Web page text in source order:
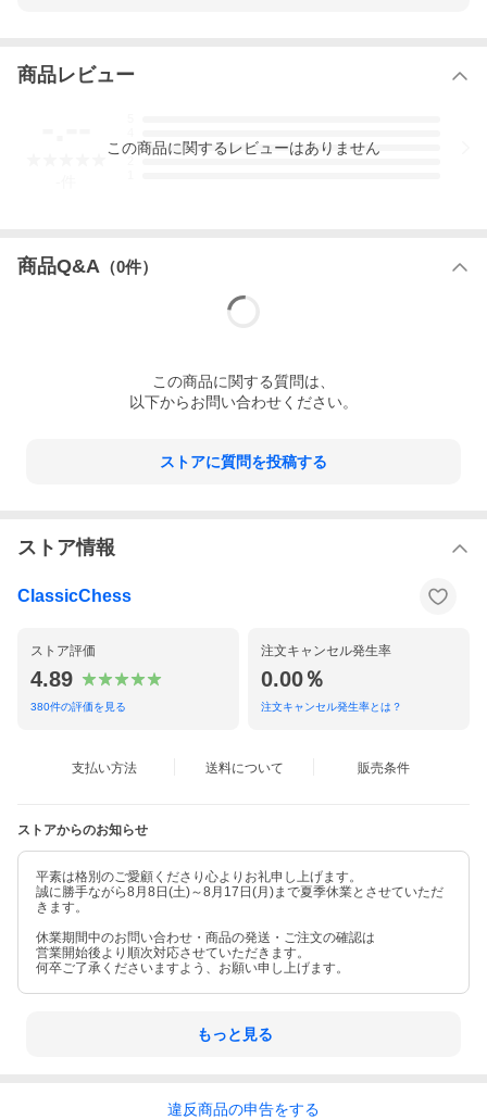
商品レビュー
3
この商品に関するレビューはありません
商品Q&A （0件）
この商品に関する質問は、
以下からお問い合わせください。
ストアに質問を投稿する
ストア情報
ClassicChess
ストア評価
4.89
380件の評価を見る
注文キャンセル発生率
0.00％
注文キャンセル発生率とは？
支払い方法 送料について 販売条件
ストアからのお知らせ
平素は格別のご愛顧くださり心よりお礼申し上げます。
誠に勝手ながら8月8日(土)～8月17日(月)まで夏季休業とさせていただ
きます。
休業期間中のお問い合わせ・商品の発送・ご注文の確認は
営業開始後より順次対応させていただきます。
何卒ご了承くださいますよう、お願い申し上げます。
もっと見る
違反商品の申告をする